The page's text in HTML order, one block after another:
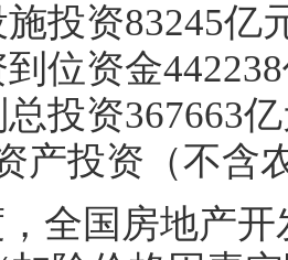
投资83245亿
位资金
投资367663
产投资（不含
全国房地产